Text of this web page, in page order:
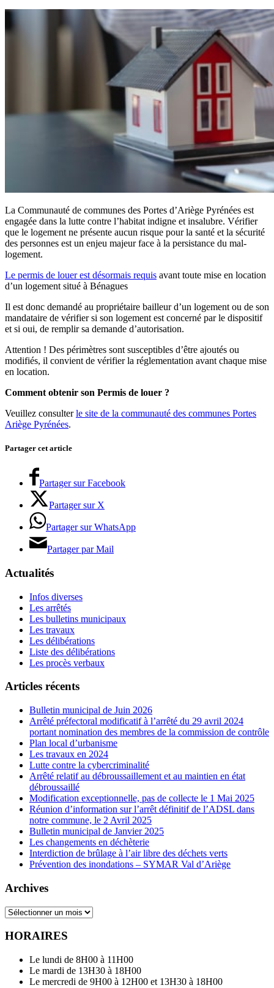
La Communauté de communes des Portes d’Ariège Pyrénées est
engagée dans la lutte contre l’habitat indigne et insalubre. Vérifier
que le logement ne présente aucun risque pour la santé et la sécurité
des personnes est un enjeu majeur face à la persistance du mal-
logement.
Le permis de louer est désormais requis avant toute mise en location
d’un logement situé à Bénagues
Il est donc demandé au propriétaire bailleur d’un logement ou de son
mandataire de vérifier si son logement est concerné par le dispositif
et si oui, de remplir sa demande d’autorisation.
Attention ! Des périmètres sont susceptibles d’être ajoutés ou
modifiés, il convient de vérifier la réglementation avant chaque mise
en location.
Comment obtenir son Permis de louer ?
Veuillez consulterle site de la communauté des communes Portes
Ariège Pyrénées.
Partager cet article
Partager sur Facebook
Partager sur X
Partager sur WhatsApp
Partager par Mail
Actualités
Infos diverses
Les arrêtés
Les bulletins municipaux
Les travaux
Les délibérations
Liste des délibérations
Les procès verbaux
Articles récents
Bulletin municipal de Juin 2026
Arrêté préfectoral modificatif à l’arrêté du 29 avril 2024
portant nomination des membres de la commission de contrôle
Plan local d’urbanisme
Les travaux en 2024
Lutte contre la cybercriminalité
Arrêté relatif au débroussaillement et au maintien en état
débroussaillé
Modification exceptionnelle, pas de collecte le 1 Mai 2025
Réunion d’information sur l’arrêt définitif de l’ADSL dans
notre commune, le 2 Avril 2025
Bulletin municipal de Janvier 2025
Les changements en déchèterie
Interdiction de brûlage à l’air libre des déchets verts
Prévention des inondations – SYMAR Val d’Ariège
Archives
Archives
HORAIRES
Le lundi de 8H00 à 11H00
Le mardi de 13H30 à 18H00
Le mercredi de 9H00 à 12H00 et 13H30 à 18H00